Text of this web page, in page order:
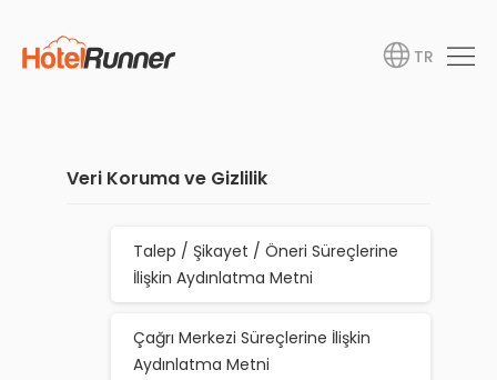
TR
Veri Koruma ve Gizlilik
Talep / Şikayet / Öneri Süreçlerine
İlişkin Aydınlatma Metni
Çağrı Merkezi Süreçlerine İlişkin
Aydınlatma Metni